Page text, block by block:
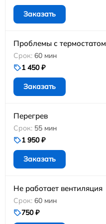
Заказать
Проблемы с термостатом
60 мин
1 450 ₽
Заказать
Перегрев
55 мин
1 950 ₽
Заказать
Не работает вентиляция
60 мин
750 ₽